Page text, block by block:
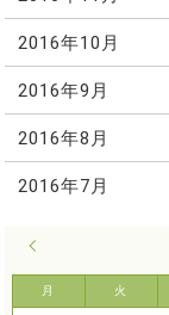
2016年10月
2016年9月
2016年8月
2016年7月
月 火